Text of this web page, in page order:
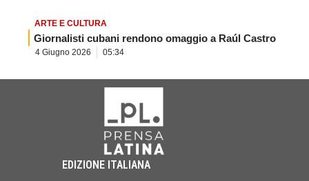
ARTE E CULTURA
Giornalisti cubani rendono omaggio a Raúl Castro
4 Giugno 2026 05:34
EDIZIONE ITALIANA